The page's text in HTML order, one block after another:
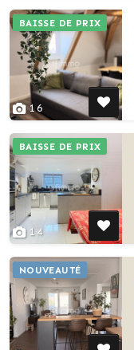
16
BAISSE DE PRIX
14
BAISSE DE PRIX
NOUVEAUTÉ